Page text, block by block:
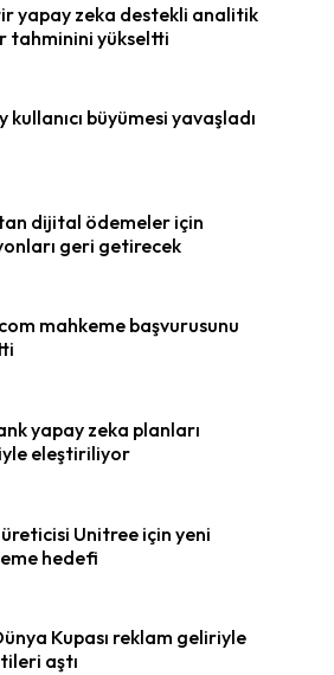
yapay zeka destekli analitik
tahminini yükseltti
büyümesi yavaşladı
dijital ödemeler için
geri getirecek
mahkeme başvurusunu
yapay zeka planları
eleştiriliyor
Unitree için yeni
hedefi
Kupası reklam geliriyle
aştı